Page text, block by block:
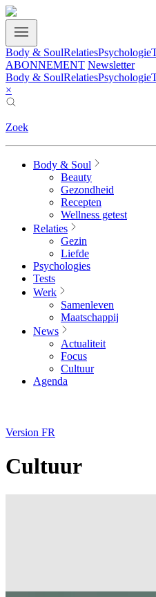
Body & SoulRelatiesPsychologie
ABONNEMENT Newsletter
Body & SoulRelatiesPsychologie
×
Zoek
Body & Soul
Beauty
Gezondheid
Recepten
Wellness getest
Relaties
Gezin
Liefde
Psychologies
Tests
Werk
Samenleven
Maatschappij
News
Actualiteit
Focus
Cultuur
Agenda
Version FR
Cultuur